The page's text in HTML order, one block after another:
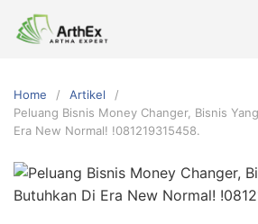
Home
Artikel
Peluang Bisnis Money Changer, Bisnis
Era New Normal! !081219315458.